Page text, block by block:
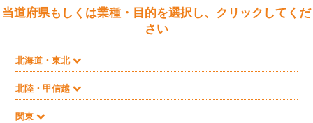
当道府県もしくは業種・目的を選択し、クリックしてくだ
さい
北海道・東北
北陸・甲信越
関東